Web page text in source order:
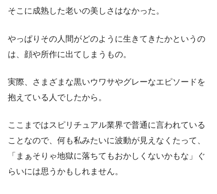
そこに成熟した老いの美しさはなかった。
やっぱりその人間がどのように生きてきたかというの
は、顔や所作に出てしまうもの。
実際、さまざまな黒いウワサやグレーなエピソードを
抱えている人でしたから。
ここまではスピリチュアル業界で普通に言われている
ことなので、何も私みたいに波動が見えなくたって、
「まぁそりゃ地獄に落ちてもおかしくないかもな」ぐ
らいには思うかもしれません。